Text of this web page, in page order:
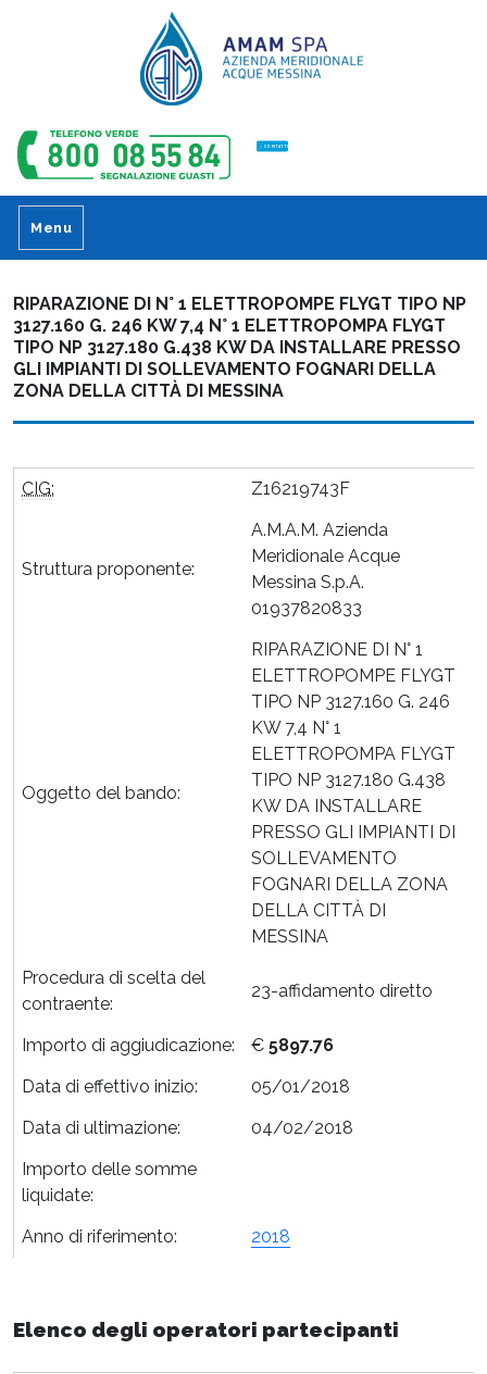
CONTATTI
Menu
RIPARAZIONE DI N° 1 ELETTROPOMPE FLYGT TIPO NP
3127.160 G. 246 KW 7,4 N° 1 ELETTROPOMPA FLYGT
TIPO NP 3127.180 G.438 KW DA INSTALLARE PRESSO
GLI IMPIANTI DI SOLLEVAMENTO FOGNARI DELLA
ZONA DELLA CITTÀ DI MESSINA
CIG: Z16219743F
Struttura proponente:
A.M.A.M. Azienda
Meridionale Acque
Messina S.p.A.
01937820833
Oggetto del bando:
RIPARAZIONE DI N° 1
ELETTROPOMPE FLYGT
TIPO NP 3127.160 G. 246
KW 7,4 N° 1
ELETTROPOMPA FLYGT
TIPO NP 3127.180 G.438
KW DA INSTALLARE
PRESSO GLI IMPIANTI DI
SOLLEVAMENTO
FOGNARI DELLA ZONA
DELLA CITTÀ DI
MESSINA
Procedura di scelta del
contraente:
23-affidamento diretto
Importo di aggiudicazione: € 5897.76
Data di effettivo inizio:
05/01/2018
Data di ultimazione:
04/02/2018
Importo delle somme
liquidate:
Anno di riferimento:
2018
Elenco degli operatori partecipanti